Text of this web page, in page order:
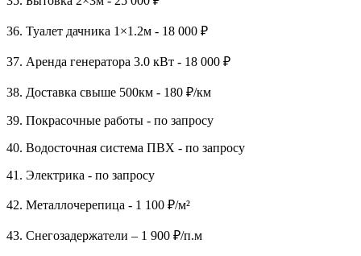
36. Туалет дачника 1×1.2м - 18 000 ₽
37. Аренда генератора 3.0 кВт - 18 000 ₽
38. Доставка свыше 500км - 180 ₽/км
39. Покрасочные работы - по запросу
40. Водосточная система ПВХ - по запросу
41. Электрика - по запросу
42. Металлочерепица - 1 100 ₽/м²
43. Снегозадержатели – 1 900 ₽/п.м